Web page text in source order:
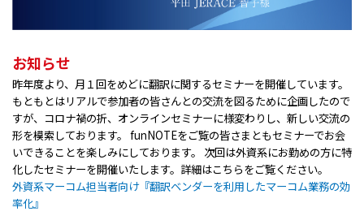
お知らせ
昨年度より、月１回をめどに翻訳に関するセミナーを開催しています。
もともとはリアルで参加者の皆さんとの交流を図るために企画したので
すが、コロナ禍の折、オンラインセミナーに様変わりし、新しい交流の
形を模索しております。 funNOTEをご覧の皆さまともセミナーでお会
いできることを楽しみにしております。 次回は外資系にお勤めの方に特
化したセミナーを開催いたします。詳細はこちらをご覧ください。
外資系マーコム担当者向け『翻訳ベンダーを利用したマーコム業務の効
率化』